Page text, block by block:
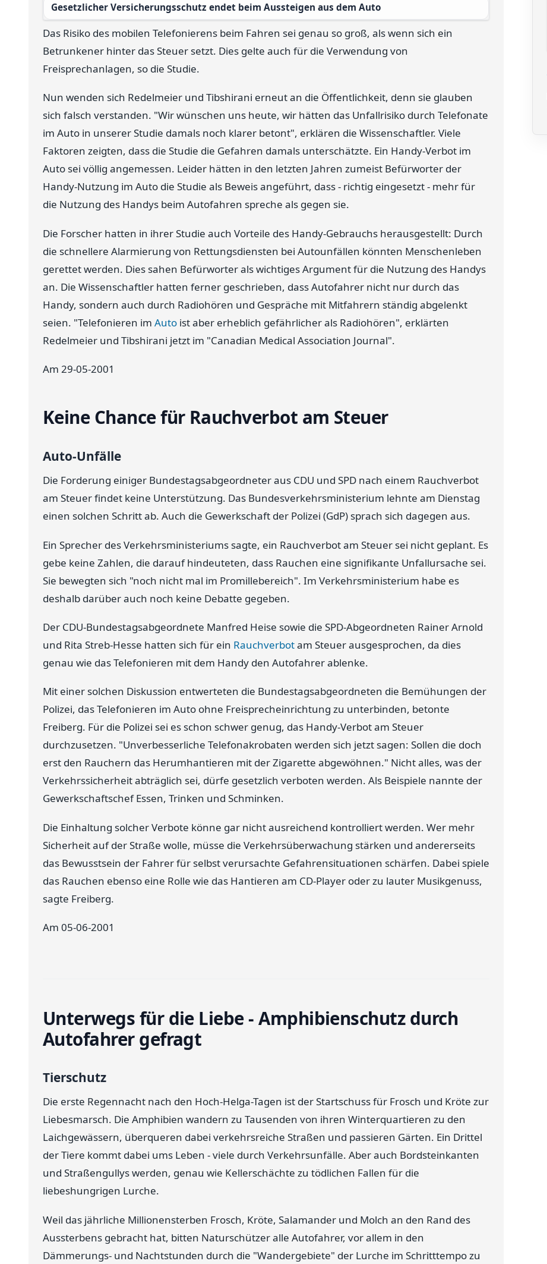
Gesetzlicher Versicherungsschutz endet beim Aussteigen aus dem Auto
Das Risiko des mobilen Telefonierens beim Fahren sei genau so groß, als wenn sich ein
Betrunkener hinter das Steuer setzt. Dies gelte auch für die Verwendung von
Freisprechanlagen, so die Studie.
Nun wenden sich Redelmeier und Tibshirani erneut an die Öffentlichkeit, denn sie glauben
sich falsch verstanden. "Wir wünschen uns heute, wir hätten das Unfallrisiko durch Telefonate
im Auto in unserer Studie damals noch klarer betont", erklären die Wissenschaftler. Viele
Faktoren zeigten, dass die Studie die Gefahren damals unterschätzte. Ein Handy-Verbot im
Auto sei völlig angemessen. Leider hätten in den letzten Jahren zumeist Befürworter der
Handy-Nutzung im Auto die Studie als Beweis angeführt, dass - richtig eingesetzt - mehr für
die Nutzung des Handys beim Autofahren spreche als gegen sie.
Die Forscher hatten in ihrer Studie auch Vorteile des Handy-Gebrauchs herausgestellt: Durch
die schnellere Alarmierung von Rettungsdiensten bei Autounfällen könnten Menschenleben
gerettet werden. Dies sahen Befürworter als wichtiges Argument für die Nutzung des Handys
an. Die Wissenschaftler hatten ferner geschrieben, dass Autofahrer nicht nur durch das
Handy, sondern auch durch Radiohören und Gespräche mit Mitfahrern ständig abgelenkt
seien. "Telefonieren im Auto ist aber erheblich gefährlicher als Radiohören", erklärten
Redelmeier und Tibshirani jetzt im "Canadian Medical Association Journal".
Am 29-05-2001
Keine Chance für Rauchverbot am Steuer
Auto-Unfälle
Die Forderung einiger Bundestagsabgeordneter aus CDU und SPD nach einem Rauchverbot
am Steuer findet keine Unterstützung. Das Bundesverkehrsministerium lehnte am Dienstag
einen solchen Schritt ab. Auch die Gewerkschaft der Polizei (GdP) sprach sich dagegen aus.
Ein Sprecher des Verkehrsministeriums sagte, ein Rauchverbot am Steuer sei nicht geplant. Es
gebe keine Zahlen, die darauf hindeuteten, dass Rauchen eine signifikante Unfallursache sei.
Sie bewegten sich "noch nicht mal im Promillebereich". Im Verkehrsministerium habe es
deshalb darüber auch noch keine Debatte gegeben.
Der CDU-Bundestagsabgeordnete Manfred Heise sowie die SPD-Abgeordneten Rainer Arnold
und Rita Streb-Hesse hatten sich für ein Rauchverbotam Steuer ausgesprochen, da dies
genau wie das Telefonieren mit dem Handy den Autofahrer ablenke.
Mit einer solchen Diskussion entwerteten die Bundestagsabgeordneten die Bemühungen der
Polizei, das Telefonieren im Auto ohne Freisprecheinrichtung zu unterbinden, betonte
Freiberg. Für die Polizei sei es schon schwer genug, das Handy-Verbot am Steuer
durchzusetzen. "Unverbesserliche Telefonakrobaten werden sich jetzt sagen: Sollen die doch
erst den Rauchern das Herumhantieren mit der Zigarette abgewöhnen." Nicht alles, was der
Verkehrssicherheit abträglich sei, dürfe gesetzlich verboten werden. Als Beispiele nannte der
Gewerkschaftschef Essen, Trinken und Schminken.
Die Einhaltung solcher Verbote könne gar nicht ausreichend kontrolliert werden. Wer mehr
Sicherheit auf der Straße wolle, müsse die Verkehrsüberwachung stärken und andererseits
das Bewusstsein der Fahrer für selbst verursachte Gefahrensituationen schärfen. Dabei spiele
das Rauchen ebenso eine Rolle wie das Hantieren am CD-Player oder zu lauter Musikgenuss,
sagte Freiberg.
Am 05-06-2001
Unterwegs für die Liebe - Amphibienschutz durch
Autofahrer gefragt
Tierschutz
Die erste Regennacht nach den Hoch-Helga-Tagen ist der Startschuss für Frosch und Kröte zur
Liebesmarsch. Die Amphibien wandern zu Tausenden von ihren Winterquartieren zu den
Laichgewässern, überqueren dabei verkehrsreiche Straßen und passieren Gärten. Ein Drittel
der Tiere kommt dabei ums Leben - viele durch Verkehrsunfälle. Aber auch Bordsteinkanten
und Straßengullys werden, genau wie Kellerschächte zu tödlichen Fallen für die
liebeshungrigen Lurche.
Weil das jährliche Millionensterben Frosch, Kröte, Salamander und Molch an den Rand des
Aussterbens gebracht hat, bitten Naturschützer alle Autofahrer, vor allem in den
Dämmerungs- und Nachtstunden durch die "Wandergebiete" der Lurche im Schritttempo zu